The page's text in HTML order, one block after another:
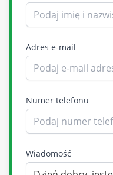
Adres e-mail
Numer telefonu
Wiadomość